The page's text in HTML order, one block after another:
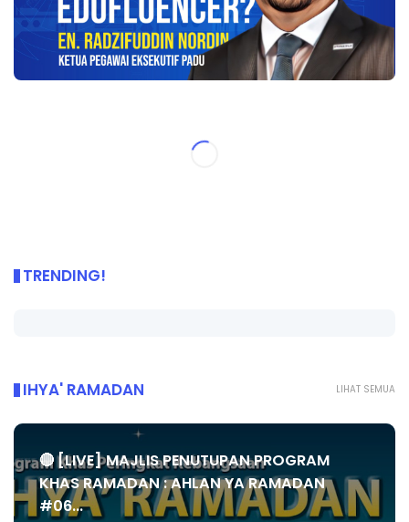
TRENDING!
LIHAT SEMUA
IHYA' RAMADAN
🔴 [LIVE] MAJLIS PENUTUPAN PROGRAM
KHAS RAMADAN : AHLAN YA RAMADAN
#06...